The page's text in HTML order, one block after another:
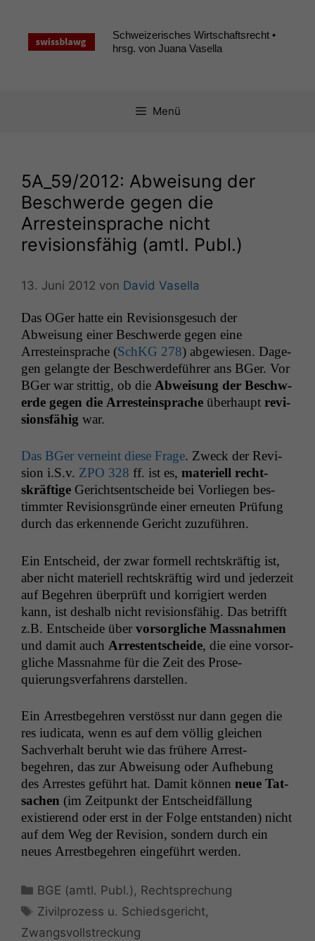
springen
Schweizerisches Wirtschaftsrecht •
hrsg. von Juana Vasella
Menü
5A_59/2012: Abweisung der
Beschwerde gegen die
Arresteinsprache nicht
revisionsfähig (amtl. Publ.)
13. Juni 2012 von David Vasella
Das OGer hat­te ein Revi­sion­s­ge­such der
Abweisung ein­er Beschw­erde gegen eine
Arrestein­sprache (SchKG 278) abgewiesen. Dage­
gen gelangte der Beschw­erde­führer ans BGer. Vor
BGer war strit­tig, ob die Abweisung der Beschw­
erde gegen die Arrestein­sprache über­haupt revi­
sions­fähig war.
Das BGer verneint diese Frage. Zweck der Revi­
sion i.S.v. ZPO 328 ff. ist es, materiell recht­
skräftige Gericht­sentschei­de bei Vor­liegen bes­
timmter Revi­sion­s­gründe ein­er erneuten Prü­fung
durch das erken­nende Gericht zuzuführen.
Ein Entscheid, der zwar formell recht­skräftig ist,
aber nicht materiell recht­skräftig wird und jed­erzeit
auf Begehren über­prüft und kor­rigiert wer­den
kann, ist deshalb nicht revi­sions­fähig. Das bet­rifft
z.B. Entschei­de über vor­sor­gliche Mass­nah­men
und damit auch Arrestentschei­de, die eine vor­sor­
gliche Mass­nahme für die Zeit des Pros­e­
quierungsver­fahrens darstellen.
Ein Arrest­begehren ver­stösst nur dann gegen die
res iudi­ca­ta, wenn es auf dem völ­lig gle­ichen
Sachver­halt beruht wie das frühere Arrest­
begehren, das zur Abweisung oder Aufhe­bung
des Arrestes geführt hat. Damit kön­nen neue Tat­
sachen (im Zeit­punkt der Entschei­d­fäl­lung
existierend oder erst in der Folge ent­standen) nicht
auf dem Weg der Revi­sion, son­dern durch ein
neues Arrest­begehren einge­führt werden.
Kategorien
BGE (amtl. Publ.) , Rechtsprechung
Schlagwörter
Zivilprozess u. Schiedsgericht,
Zwangsvollstreckung